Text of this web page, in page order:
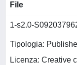
File
1-s2.0-
Tipologia:
Licenza: Creative